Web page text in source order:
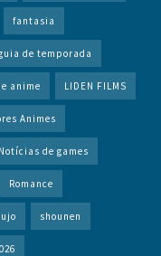
fantasia
de temporada
anime LIDEN FILMS
Animes
Notícias de games
Romance
shounen